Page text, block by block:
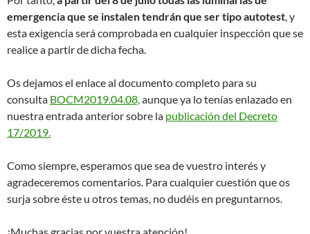
emergencia que se instalen tendrán que ser tipo autotest, y
esta exigencia será comprobada en cualquier inspección que se
realice a partir de dicha fecha.
Os dejamos el enlace al documento completo para su
consulta BOCM2019.04.08,aunque ya lo tenías enlazado en
nuestra entrada anterior sobre la publicación del Decreto
17/2019.
Como siempre, esperamos que sea de vuestro interés y
agradeceremos comentarios. Para cualquier cuestión que os
surja sobre éste u otros temas, no dudéis en preguntarnos.